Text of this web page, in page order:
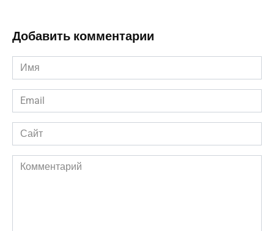
Добавить комментарии
Имя
*
Email
*
Сайт
Комментарий